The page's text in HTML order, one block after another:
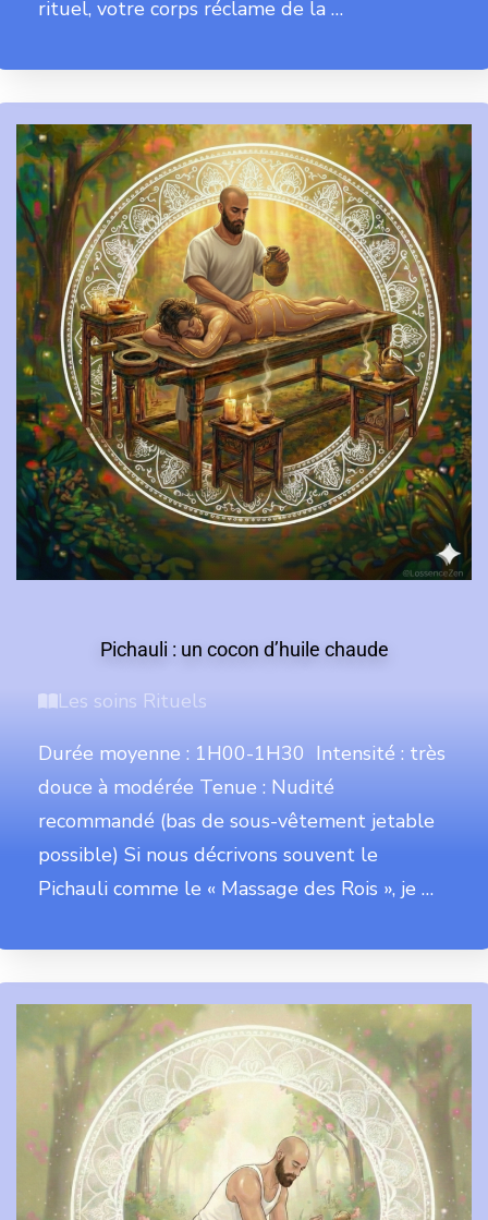
rituel, votre corps réclame de la …
Pichauli : un cocon d’huile chaude
Les soins Rituels
Durée moyenne : 1H00-1H30 Intensité : très
douce à modérée Tenue : Nudité
recommandé (bas de sous-vêtement jetable
possible) Si nous décrivons souvent le
Pichauli comme le « Massage des Rois », je …